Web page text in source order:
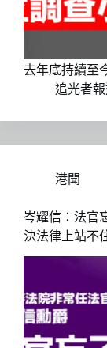
去年底持續至
追光者報
港聞
岑耀信：法官
決法律上站不